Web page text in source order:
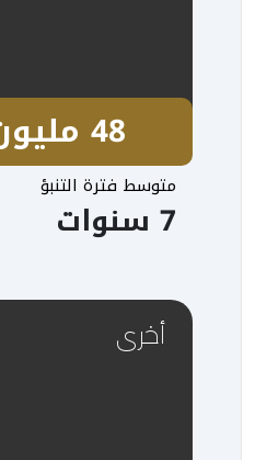
48 مليون درهم
متوسط فترة التنبؤ
7 سنوات
أخرى